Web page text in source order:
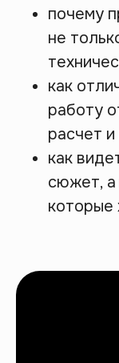
почему
не
как
работу
расчет
как
сюжет, а